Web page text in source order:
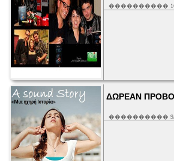
���������� 16/
ΔΩΡΕΑΝ
���������� 9/5/